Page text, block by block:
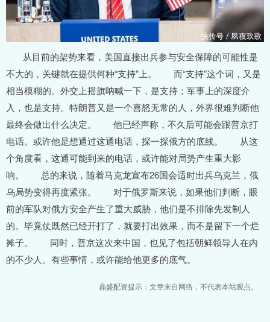
从目前的架势来看，美国直接出兵参与安全保障的可能性是
不大的，关键就在提供何种“支持”上。 而“支持”这个词，又是
相当模糊的。外交上摇旗呐喊一下，是支持；军事上的深度介
入，也是支持。特朗普又是一个喜怒无常的人，外界很难判断他
最终会做出什么决定。 他已经声称，不久后可能会跟普京打
电话。或许他是想通过这通电话，探一探俄方的底线。 从这
个角度看，这通可能到来的电话，或许能对局势产生重大影
响。 总的来说，随着马克龙宣布26国会适时出兵乌克兰，俄
乌局势变得再度紧张。 对于俄罗斯来说，如果他们判断，眼
前的军队对俄方安全产生了重大威胁，他们是不排除先发制人
的。毕竟仗既然已经开打了，就要打出效果，而不是留下一个烂
摊子。 同时，普京这次来中国，也见了包括朝鲜领导人在内
的不少人。有些事情，或许能给他更多的底气。
鼎盛配资提示：文章来自网络，不代表本站观点。